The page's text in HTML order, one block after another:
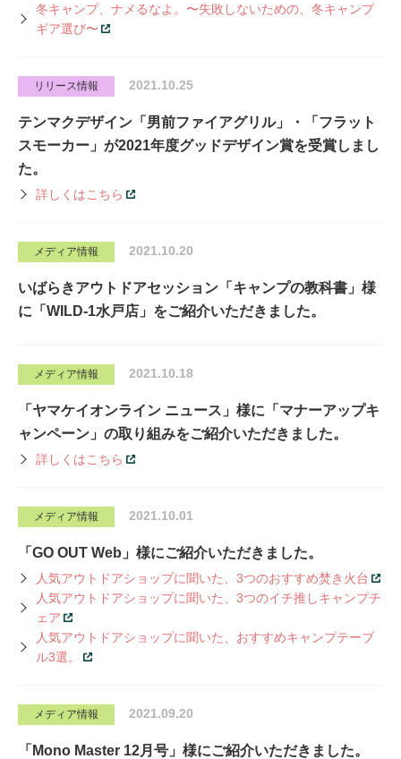
冬キャンプ、ナメるなよ。〜失敗しないための、冬キャンプ
ギア選び〜
リリース情報 2021.10.25
テンマクデザイン「男前ファイアグリル」・「フラット
スモーカー」が2021年度グッドデザイン賞を受賞しまし
た。
詳しくはこちら
メディア情報 2021.10.20
いばらきアウトドアセッション「キャンプの教科書」様
に「WILD-1水戸店」をご紹介いただきました。
メディア情報 2021.10.18
「ヤマケイオンライン ニュース」様に「マナーアップキ
ャンペーン」の取り組みをご紹介いただきました。
詳しくはこちら
メディア情報 2021.10.01
「GO OUT Web」様にご紹介いただきました。
人気アウトドアショップに聞いた、3つのおすすめ焚き火台
人気アウトドアショップに聞いた、3つのイチ推しキャンプチ
ェア
人気アウトドアショップに聞いた、おすすめキャンプテーブ
ル3選。
メディア情報 2021.09.20
「Mono Master 12月号」様にご紹介いただきました。